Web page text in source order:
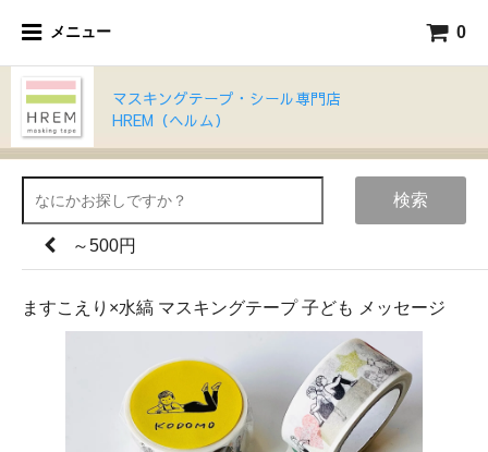
メニュー 0
マスキングテープ・シール専門店
HREM（ヘルム）
検索
～500円
ますこえり×水縞 マスキングテープ 子ども メッセージ